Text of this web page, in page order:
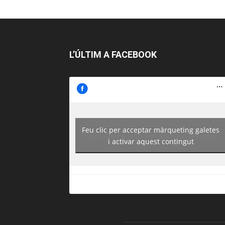
L’ÚLTIM A FACEBOOK
https://www.facebook.com/guiadereus/
Feu clic per acceptar màrqueting galetes
i activar aquest contingut